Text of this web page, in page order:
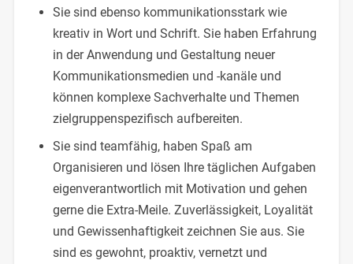
Sie sind ebenso kommunikationsstark wie
kreativ in Wort und Schrift. Sie haben Erfahrung
in der Anwendung und Gestaltung neuer
Kommunikationsmedien und -kanäle und
können komplexe Sachverhalte und Themen
zielgruppenspezifisch aufbereiten.
Sie sind teamfähig, haben Spaß am
Organisieren und lösen Ihre täglichen Aufgaben
eigenverantwortlich mit Motivation und gehen
gerne die Extra-Meile. Zuverlässigkeit, Loyalität
und Gewissenhaftigkeit zeichnen Sie aus. Sie
sind es gewohnt, proaktiv, vernetzt und